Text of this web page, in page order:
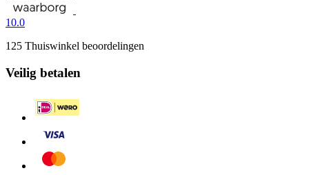
10.0
125 Thuiswinkel beoordelingen
Veilig betalen